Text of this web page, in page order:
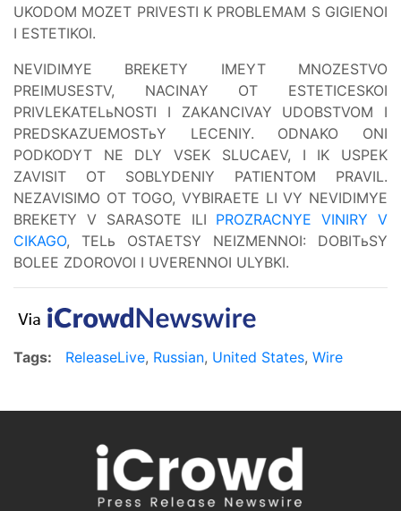
UKODOM MOZET PRIVESTI K PROBLEMAM S GIGIENOI
I ESTETIKOI.
NEVIDIMYE BREKETY IMEYT MNOZESTVO
PREIMUSESTV, NACINAY OT ESTETICESKOI
PRIVLEKATELьNOSTI I ZAKANCIVAY UDOBSTVOM I
PREDSKAZUEMOSTьY LECENIY. ODNAKO ONI
PODKODYT NE DLY VSEK SLUCAEV, I IK USPEK
ZAVISIT OT SOBLYDENIY PATIENTOM PRAVIL.
NEZAVISIMO OT TOGO, VYBIRAETE LI VY NEVIDIMYE
BREKETY V SARASOTE ILI PROZRACNYE VINIRY V
CIKAGO, TELь OSTAETSY NEIZMENNOI: DOBITьSY
BOLEE ZDOROVOI I UVERENNOI ULYBKI.
Tags: ReleaseLive, Russian, United States, Wire